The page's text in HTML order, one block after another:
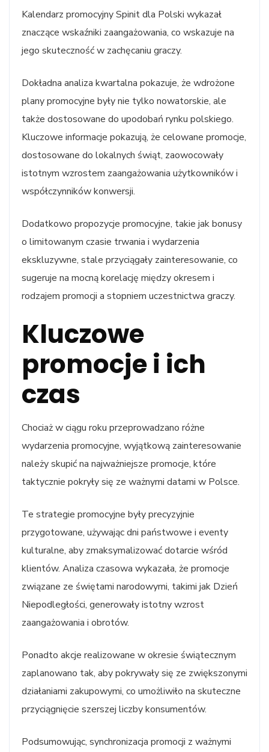
Kalendarz promocyjny Spinit dla Polski wykazał
znaczące wskaźniki zaangażowania, co wskazuje na
jego skuteczność w zachęcaniu graczy.
Dokładna analiza kwartalna pokazuje, że wdrożone
plany promocyjne były nie tylko nowatorskie, ale
także dostosowane do upodobań rynku polskiego.
Kluczowe informacje pokazują, że celowane promocje,
dostosowane do lokalnych świąt, zaowocowały
istotnym wzrostem zaangażowania użytkowników i
współczynników konwersji.
Dodatkowo propozycje promocyjne, takie jak bonusy
o limitowanym czasie trwania i wydarzenia
ekskluzywne, stale przyciągały zainteresowanie, co
sugeruje na mocną korelację między okresem i
rodzajem promocji a stopniem uczestnictwa graczy.
Kluczowe
promocje i ich
czas
Chociaż w ciągu roku przeprowadzano różne
wydarzenia promocyjne, wyjątkową zainteresowanie
należy skupić na najważniejsze promocje, które
taktycznie pokryły się ze ważnymi datami w Polsce.
Te strategie promocyjne były precyzyjnie
przygotowane, używając dni państwowe i eventy
kulturalne, aby zmaksymalizować dotarcie wśród
klientów. Analiza czasowa wykazała, że promocje
związane ze świętami narodowymi, takimi jak Dzień
Niepodległości, generowały istotny wzrost
zaangażowania i obrotów.
Ponadto akcje realizowane w okresie świątecznym
zaplanowano tak, aby pokrywały się ze zwiększonymi
działaniami zakupowymi, co umożliwiło na skuteczne
przyciągnięcie szerszej liczby konsumentów.
Podsumowując, synchronizacja promocji z ważnymi